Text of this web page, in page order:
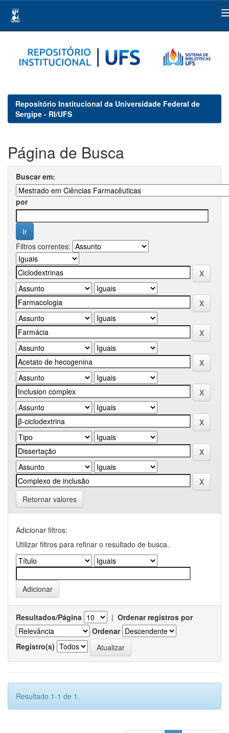
navigation
Repositório Institucional da Universidade Federal de
Sergipe - RI/UFS
Página de Busca
Buscar em:
por
Filtros correntes:
Retornar valores
Adicionar filtros:
Utilizar filtros para refinar o resultado de busca.
Resultados/Página | Ordenar registros por
Ordenar
Registro(s)
Resultado 1-1 de 1.